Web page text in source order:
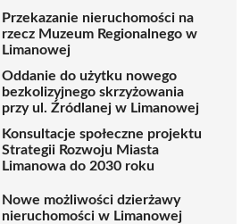
Przekazanie nieruchomości na
rzecz Muzeum Regionalnego w
Limanowej
Oddanie do użytku nowego
bezkolizyjnego skrzyżowania
przy ul. Źródlanej w Limanowej
Konsultacje społeczne projektu
Strategii Rozwoju Miasta
Limanowa do 2030 roku
Nowe możliwości dzierżawy
nieruchomości w Limanowej